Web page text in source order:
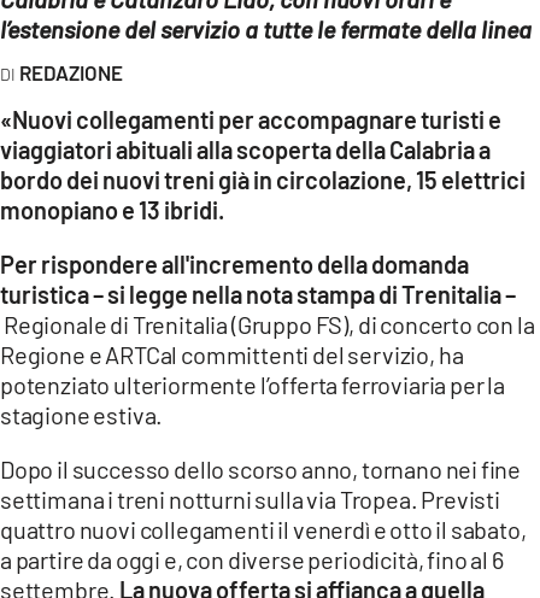
LAC ONAIR
LaC
LACPLAY.IT
LACTV.IT
LACITYMAG.IT
ILREGGINO.IT
COSENZACHANNEL.IT
CATANZAROCHANNEL.IT
LACAPITALENEWS.IT
l’estensione del servizio a tutte le fermate della linea
REDAZIONE
«Nuovi collegamenti per accompagnare turisti e
viaggiatori abituali alla scoperta della Calabria a
bordo dei nuovi treni già in circolazione, 15 elettrici
monopiano e 13 ibridi.
Per rispondere all'incremento della domanda
turistica – si legge nella nota stampa di Trenitalia –
Regionale di Trenitalia (Gruppo FS), di concerto con la
Regione e ARTCal committenti del servizio, ha
potenziato ulteriormente l’offerta ferroviaria per la
stagione estiva.
Dopo il successo dello scorso anno, tornano nei fine
settimana i treni notturni sulla via Tropea. Previsti
quattro nuovi collegamenti il venerdì e otto il sabato,
a partire da oggi e, con diverse periodicità, fino al 6
settembre. La nuova offerta si affianca a quella